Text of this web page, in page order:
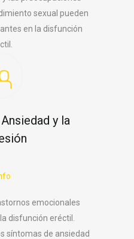
sexual pueden
en la disfunción
y la
emocionales
disfunción eréctil.
síntomas de ansiedad